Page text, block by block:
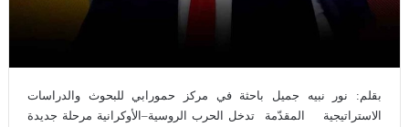
بقلم: نور نبيه جميل باحثة في مركز حمورابي للبحوث والدراسات
الاستراتيجية المقدّمة تدخل الحرب الروسية–الأوكرانية مرحلة جديدة